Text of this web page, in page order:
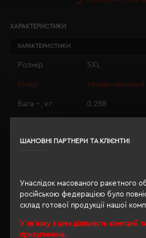
ШАНОВНІ ПАРТНЕРИ ТА КЛІЄНТИ!
Унаслідок масованого ракетного
російською федерацією було
склад готової продукції нашої
У зв'язку з цим діяльність компанії
призупинена.
ХАРАКТЕРИСТИКИ
ХАРАКТЕРИСТИКИ
Розмір 5XL
Колір темно-зелений
Вага ~, кг 0.288
Стать унісекс
Щільність 190 г/м²
Розпакування